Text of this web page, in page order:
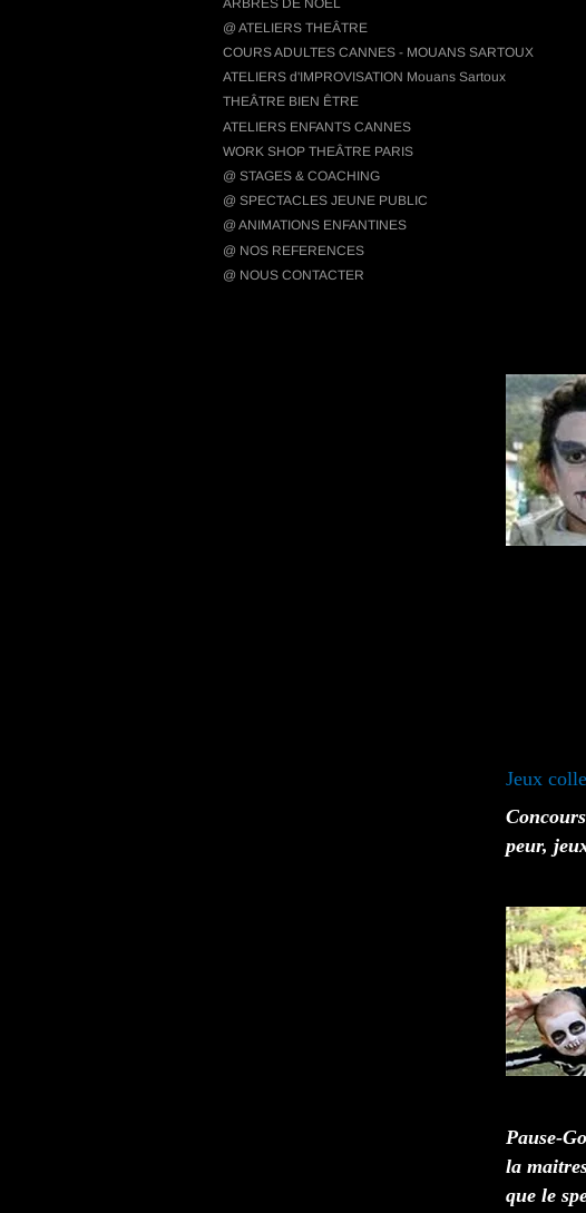
@ ATELIERS THEÂTRE
COURS ADULTES CANNES - MOUANS SARTOUX
ATELIERS d'IMPROVISATION Mouans Sartoux
THEÂTRE BIEN ÊTRE
ATELIERS ENFANTS CANNES
WORK SHOP THEÂTRE PARIS
@ STAGES & COACHING
@ SPECTACLES JEUNE PUBLIC
@ ANIMATIONS ENFANTINES
@ NOS REFERENCES
@ NOUS CONTACTER
Jeux
peur,
Pause-
la
que le